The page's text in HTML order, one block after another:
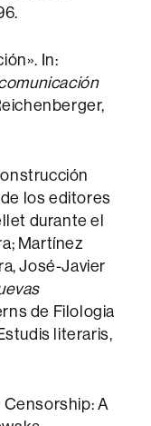
In:
los editores
durante el
Martínez
José-Javier
de Filologia
literaris,
A